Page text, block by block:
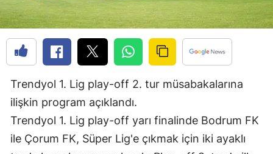
Diyarbakır
Edirne
Erzurum
Eskişehir
Trendyol 1. Lig play-off 2. tur müsabakalarına
ilişkin program açıklandı.
Trendyol 1. Lig play-off yarı finalinde Bodrum FK
ile Çorum FK, Süper Lig'e çıkmak için iki ayaklı